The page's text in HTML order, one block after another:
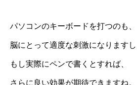
パソコンのキーボードを打つのも、
脳にとって適度な刺激になりますし
もし実際にペンで書くとすれば、
さらに良い効果が期待できますね。